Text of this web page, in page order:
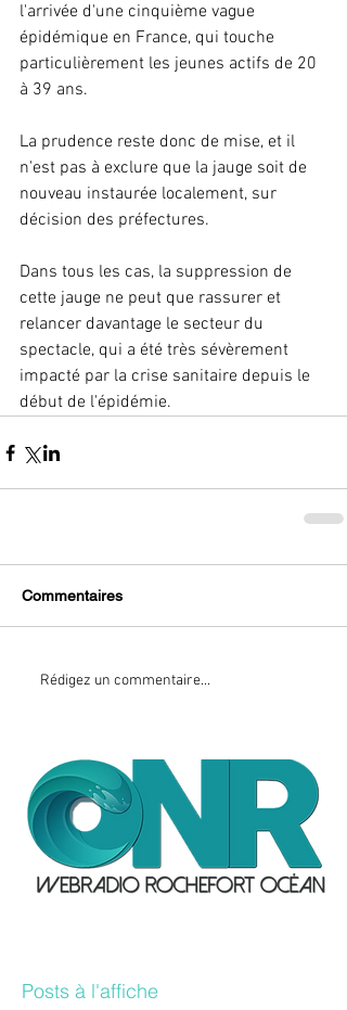
l'arrivée d'une cinquième vague
épidémique en France, qui touche
particulièrement les jeunes actifs de 20
à 39 ans.
La prudence reste donc de mise, et il
n'est pas à exclure que la jauge soit de
nouveau instaurée localement, sur
décision des préfectures.
Dans tous les cas, la suppression de
cette jauge ne peut que rassurer et
relancer davantage le secteur du
spectacle, qui a été très sévèrement
impacté par la crise sanitaire depuis le
début de l'épidémie.
Commentaires
Rédigez un commentaire...
Posts à l'affiche